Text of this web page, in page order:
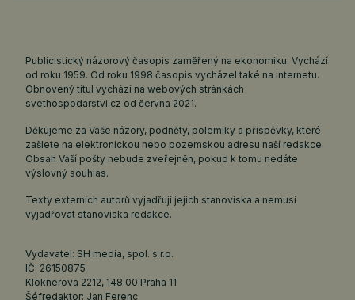
Publicistický názorový časopis zaměřený na ekonomiku. Vychází
od roku 1959. Od roku 1998 časopis vycházel také na internetu.
Obnovený titul vychází na webových stránkách
svethospodarstvi.cz od června 2021.
Děkujeme za Vaše názory, podněty, polemiky a příspěvky, které
zašlete na elektronickou nebo pozemskou adresu naší redakce.
Obsah Vaší pošty nebude zveřejněn, pokud k tomu nedáte
výslovný souhlas.
Texty externích autorů vyjadřují jejich stanoviska a nemusí
vyjadřovat stanoviska redakce.
Vydavatel: SH media, spol. s r.o.
IČ: 26150875
Kloknerova 2212, 148 00 Praha 11
Šéfredaktor: Jan Ferenc